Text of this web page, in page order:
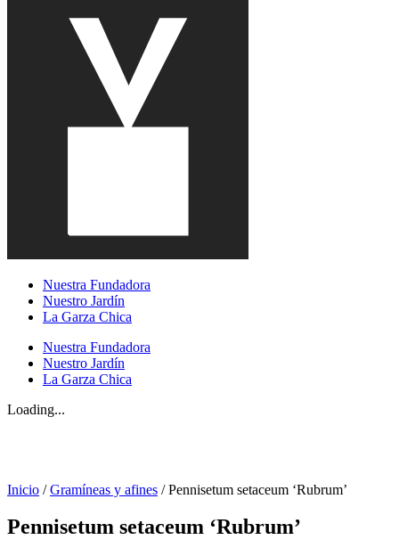
Nuestra Fundadora
Nuestro Jardín
La Garza Chica
Nuestra Fundadora
Nuestro Jardín
La Garza Chica
Loading...
Inicio /Gramíneas y afines / Pennisetum setaceum ‘Rubrum’
Pennisetum setaceum ‘Rubrum’